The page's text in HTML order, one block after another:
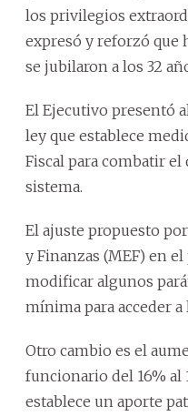
los privilegios
expresó y reforzó que
se jubilaron a los 32
El Ejecutivo presentó
ley que establece
Fiscal para combatir
sistema.
El ajuste propuesto
y Finanzas (MEF) en
modificar algunos
mínima para acceder
Otro cambio es el
funcionario del 16% al
establece un aporte